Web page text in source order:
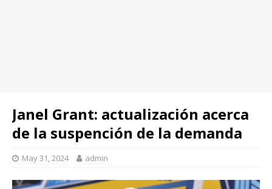
Janel Grant: actualización acerca
de la suspención de la demanda
May 31, 2024 admin